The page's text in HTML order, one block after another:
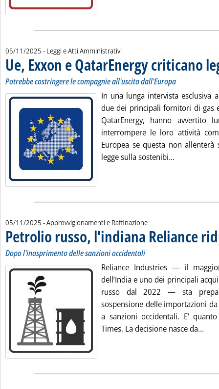
05/11/2025 - Leggi e Atti Amministrativi
Ue, Exxon e QatarEnergy criticano
Potrebbe costringere le compagnie all'uscita dall'Europa
In una lunga intervista esclusiva
due dei principali fornitori di gas
QatarEnergy, hanno avvertito
interrompere le loro attività
Europea se questa non allenterà
legge sulla sostenibi...
05/11/2025 - Approvvigionamenti e Raffinazione
Petrolio russo, l'indiana Reliance
Dopo l'inasprimento delle sanzioni occidentali
Reliance Industries — il
dell’India e uno dei principali
russo dal 2022 — sta
sospensione delle importazioni
a sanzioni occidentali. E'
Times. La decisione nasce da...